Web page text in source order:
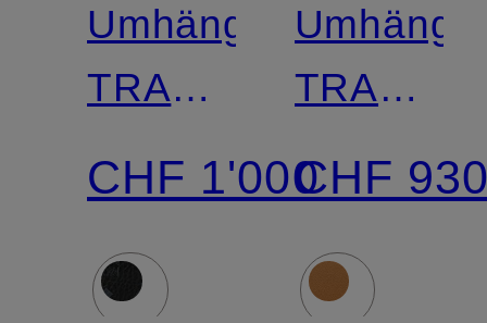
Umhängetasche
TRACY
VI
MEDIUM
CHF 1'000
TRACY
VI
MEDIUM
CHF